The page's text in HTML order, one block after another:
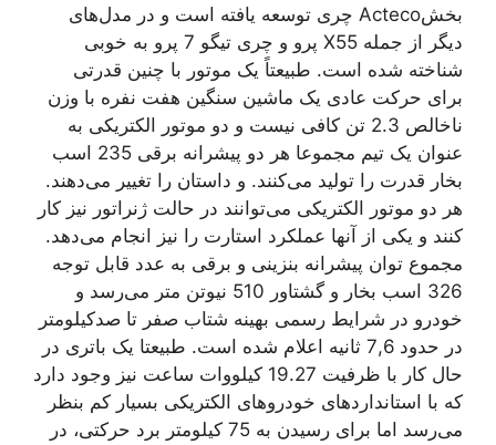
بخشActeco چری توسعه یافته است و در مدل‌های
دیگر از جمله X55 پرو و چری تیگو 7 پرو به خوبی
شناخته شده است. طبیعتاً یک موتور با چنین قدرتی
برای حرکت عادی یک ماشین سنگین هفت نفره با وزن
ناخالص 2.3 تن کافی نیست و دو موتور الکتریکی به
عنوان یک تیم مجموعا هر دو پیشرانه برقی 235 اسب
بخار قدرت را تولید می‌کنند. و داستان را تغییر می‌دهند.
هر دو موتور الکتریکی می‌توانند در حالت ژنراتور نیز کار
کنند و یکی از آنها عملکرد استارت را نیز انجام می‌دهد.
مجموع توان پیشرانه بنزینی و برقی به عدد قابل توجه
326 اسب بخار و گشتاور 510 نیوتن متر می‌رسد و
خودرو در شرایط رسمی بهینه شتاب صفر تا صدکیلومتر
در حدود 7,6 ثانیه اعلام شده است. طبیعتا یک باتری در
حال کار با ظرفیت 19.27 کیلووات ساعت نیز وجود دارد
که با استانداردهای خودروهای الکتریکی بسیار کم بنظر
می‌رسد اما برای رسیدن به 75 کیلومتر برد حرکتی، در